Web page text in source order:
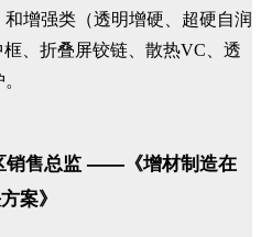
增强类（透明增硬、超硬自润
、折叠屏铰链、散热VC、透
售总监 ——《增材制造在
案》